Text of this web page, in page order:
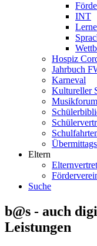
INT
Hospiz
Jahrbuch
Karneval
Kultureller
Musikforum
Eltern
Suche
b@s - auch
Leistungen